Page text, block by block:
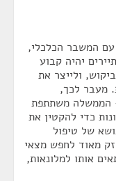
המשבר הכלכלי,
יהיה קבוע
ולייצר את
מעבר לכך,
- הממשלה משתתפת
כדי להקטין את
של טיפול
מאוד לחפש מצאי
אותו למלונאות,